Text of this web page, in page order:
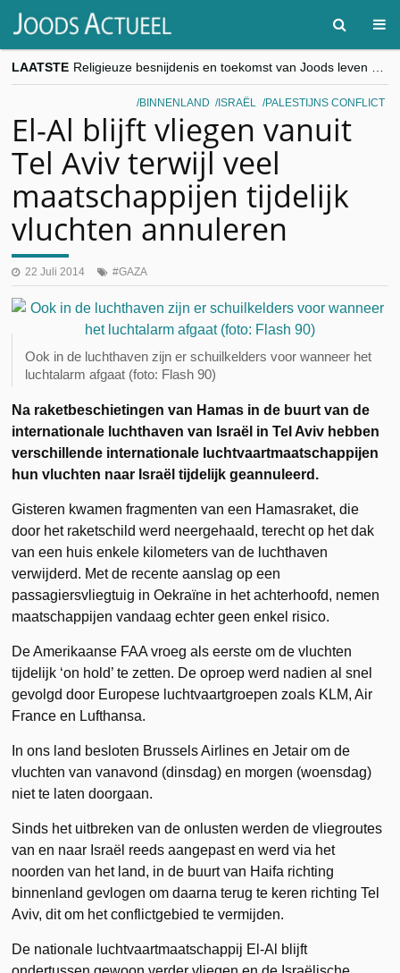
LAATSTE
“Besnijdenisdebat toont hoe moeilijk seculiere Westen minderheden begrijpt”, Jinnih Beels (Vooruit)
CITYTRIP | ROEMENIË – Boekarest: de verrassing van Oost-Europa
BINNENLAND ISRAËL PALESTIJNS CONFLICT
El-Al blijft vliegen vanuit
Tel Aviv terwijl veel
maatschappijen tijdelijk
vluchten annuleren
22 Juli 2014 GAZA
Ook in de luchthaven zijn er schuilkelders voor wanneer het
luchtalarm afgaat (foto: Flash 90)
Na raketbeschietingen van Hamas in de buurt van de
internationale luchthaven van Israël in Tel Aviv hebben
verschillende internationale luchtvaartmaatschappijen
hun vluchten naar Israël tijdelijk geannuleerd.
Gisteren kwamen fragmenten van een Hamasraket, die
door het raketschild werd neergehaald, terecht op het dak
van een huis enkele kilometers van de luchthaven
verwijderd. Met de recente aanslag op een
passagiersvliegtuig in Oekraïne in het achterhoofd, nemen
maatschappijen vandaag echter geen enkel risico.
De Amerikaanse FAA vroeg als eerste om de vluchten
tijdelijk ‘on hold’ te zetten. De oproep werd nadien al snel
gevolgd door Europese luchtvaartgroepen zoals KLM, Air
France en Lufthansa.
In ons land besloten Brussels Airlines en Jetair om de
vluchten van vanavond (dinsdag) en morgen (woensdag)
niet te laten doorgaan.
Sinds het uitbreken van de onlusten werden de vliegroutes
van en naar Israël reeds aangepast en werd via het
noorden van het land, in de buurt van Haifa richting
binnenland gevlogen om daarna terug te keren richting Tel
Aviv, dit om het conflictgebied te vermijden.
De nationale luchtvaartmaatschappij El-Al blijft